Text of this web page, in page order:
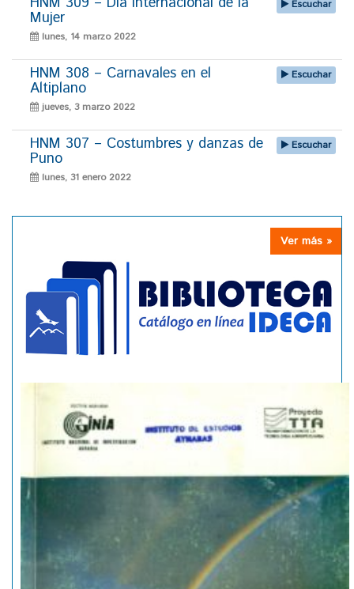
Mujer
lunes, 14 marzo 2022
Escuchar
HNM 308 – Carnavales en el
Altiplano
jueves, 3 marzo 2022
Escuchar
HNM 307 – Costumbres y danzas de
Puno
lunes, 31 enero 2022
Escuchar
Ver más »